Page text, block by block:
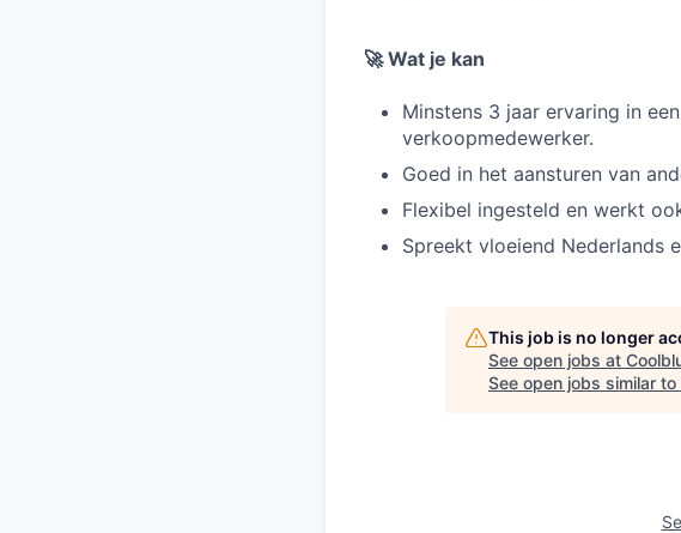
🚀 Wat je kan
Minstens 3 jaar ervaring in
verkoopmedewerker.
Goed in het aansturen van
Flexibel ingesteld en werkt
Spreekt vloeiend Nederlands
This job is no longer
See open jobs at
See open jobs similar to